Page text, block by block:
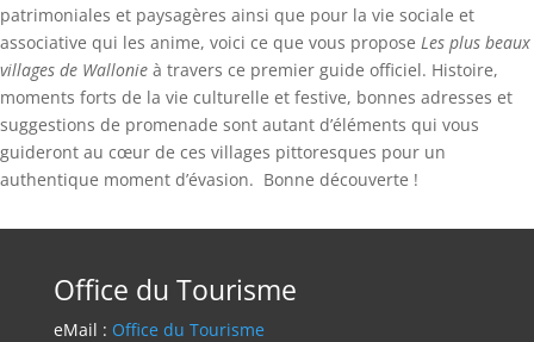
patrimoniales et paysagères ainsi que pour la vie sociale et
associative qui les anime, voici ce que vous propose Les plus beaux
villages de Wallonie à travers ce premier guide officiel. Histoire,
moments forts de la vie culturelle et festive, bonnes adresses et
suggestions de promenade sont autant d’éléments qui vous
guideront au cœur de ces villages pittoresques pour un
authentique moment d’évasion. Bonne découverte !
Office du Tourisme
eMail : Office du Tourisme